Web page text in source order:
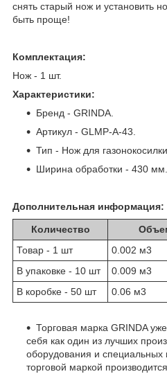
снять старый нож и установить
быть проще!
Комплектация:
Нож - 1 шт.
Характеристики:
Бренд - GRINDA.
Артикул - GLMP-A-43.
Тип - Нож для
Ширина обработки - 430 мм.
Дополнительная информация:
Количество
Товар - 1 шт
0.002 м3
В упаковке - 10 шт
0.009 м3
В коробке - 50 шт
0.06 м3
Торговая марка GRINDA
себя как один из лучших
оборудования и специальных
торговой маркой